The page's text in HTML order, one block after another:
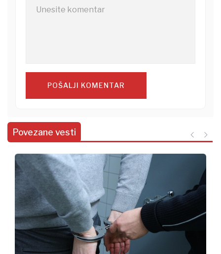
POŠALJI KOMENTAR
Povezane vesti